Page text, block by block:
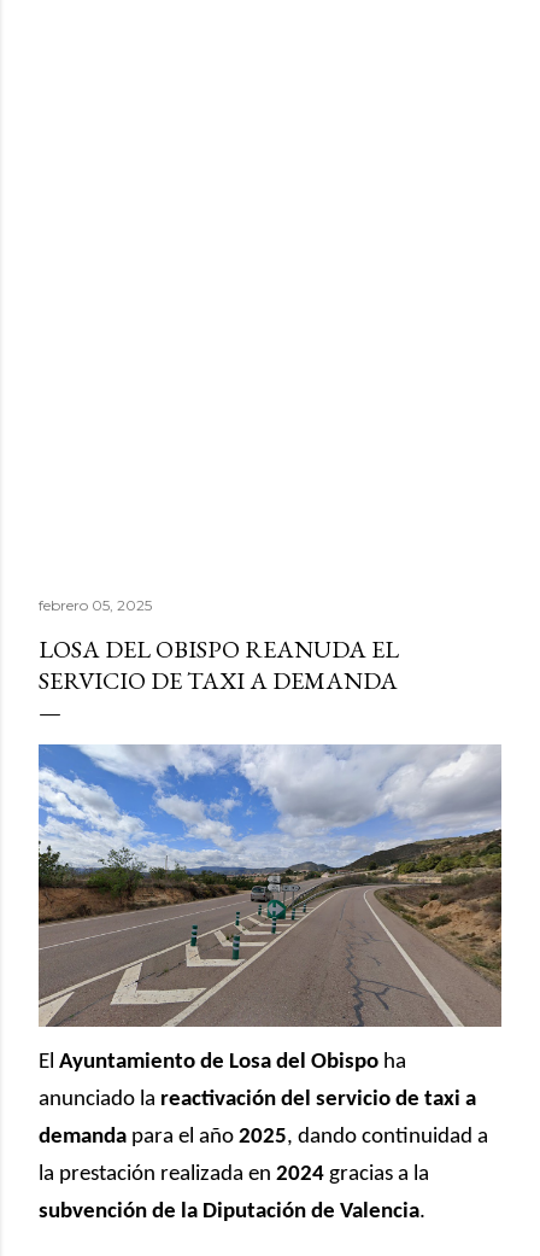
febrero 05, 2025
LOSA DEL OBISPO REANUDA EL
SERVICIO DE TAXI A DEMANDA
El Ayuntamiento de Losa del Obispo ha
anunciado la reactivación del servicio de taxi a
demanda para el año 2025, dando continuidad a
la prestación realizada en 2024 gracias a la
subvención de la Diputación de Valencia.